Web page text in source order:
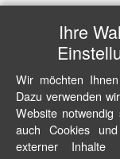
Ihre
Wir möchten
Dazu verwenden
Website
auch Cookies
externer Inhalte